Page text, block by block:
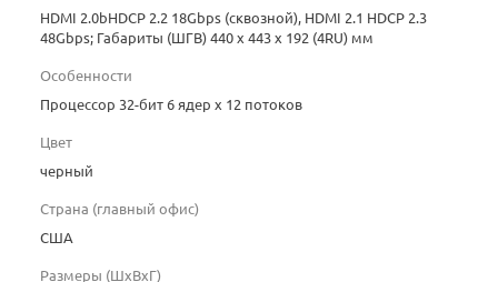
HDMI 2.0bHDCP 2.2 18Gbps (сквозной), HDMI 2.1 HDCP 2.3
48Gbps; Габариты (ШГВ) 440 x 443 x 192 (4RU) мм
Особенности
Процессор 32-бит 6 ядер х 12 потоков
Цвет
черный
Страна (главный офис)
США
Размеры (ШxВxГ)